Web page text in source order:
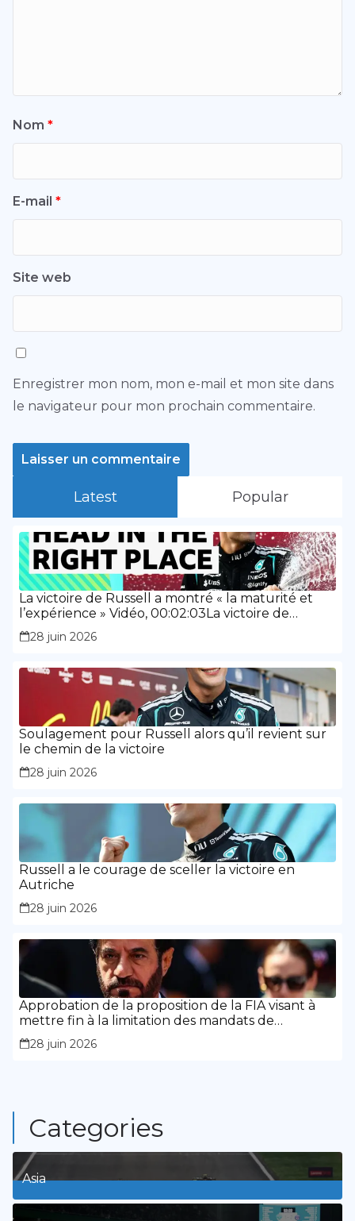
Nom *
E-mail *
Site web
Enregistrer mon nom, mon e-mail et mon site dans
le navigateur pour mon prochain commentaire.
Latest Popular
La victoire de Russell a montré « la maturité et
l’expérience » Vidéo, 00:02:03La victoire de
Russell a montré « la maturité et l’expérience »
28 juin 2026
Soulagement pour Russell alors qu’il revient sur
le chemin de la victoire
28 juin 2026
Russell a le courage de sceller la victoire en
Autriche
28 juin 2026
Approbation de la proposition de la FIA visant à
mettre fin à la limitation des mandats de
présidence
28 juin 2026
Categories
Asia
1Posts